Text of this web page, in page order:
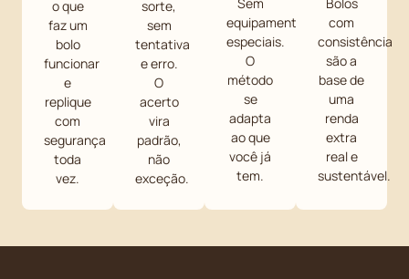
o que
faz um
bolo
funcionar
e
replique
com
segurança
toda
vez.
sorte,
sem
tentativa
e erro.
O
acerto
vira
padrão,
não
exceção.
equipamentos
especiais.
O
método
se
adapta
ao que
você já
tem.
com
consistência
são a
base de
uma
renda
extra
real e
sustentável.